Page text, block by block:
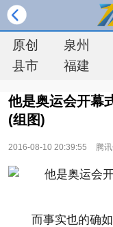
原创 泉州
县市
福建
他是奥运会开幕
(组图)
2016-08-10 20:39:55 腾
而事实也的确